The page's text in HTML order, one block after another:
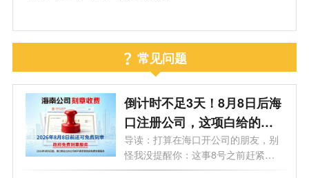
常见问题
倒计时不足3天！8月8日后海
口注册公司，这项白给的福
利永远没了
导读：打算在海口开公司的朋友，别
怪我没提醒你：这事8号之前赶紧
办！倒...